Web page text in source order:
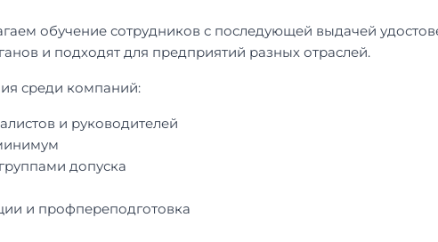
обучение сотрудников с последующей выдачей
и подходят для предприятий разных отраслей.
среди компаний:
и руководителей
допуска
и профпереподготовка